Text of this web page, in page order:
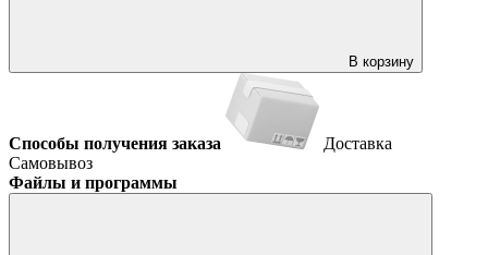
В корзину
Способы получения заказа
Доставка
Самовывоз
Файлы и программы